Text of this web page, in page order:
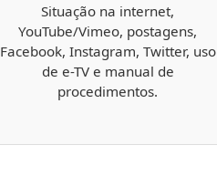
Situação na internet,
YouTube/Vimeo, postagens,
Facebook, Instagram, Twitter, uso
de e-TV e manual de
procedimentos.